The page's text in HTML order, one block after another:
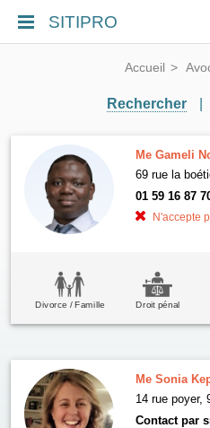
SITIPRO
Accueil
Rechercher
Me Gameli
69 rue la
01 59 16 87
N'accepte
Divorce / Famille Droit pénal
Me Sonia
14 rue poyer,
Contact par